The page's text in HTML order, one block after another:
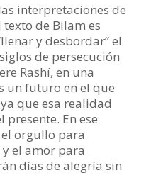
interpretaciones de
de Bilam es
y desbordar” el
de persecución
Rashí, en una
un futuro en el que
que esa realidad
En ese
orgullo para
el amor para
días de alegría sin